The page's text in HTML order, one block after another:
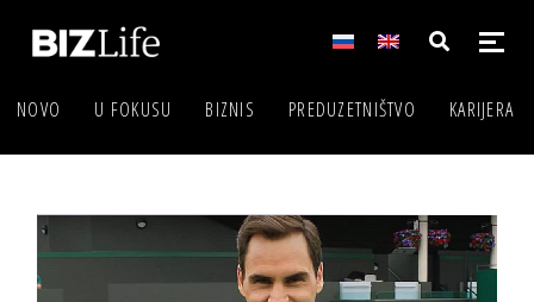
NOVO U FOKUSU BIZNIS PREDUZETNIŠTVO KARIJERA